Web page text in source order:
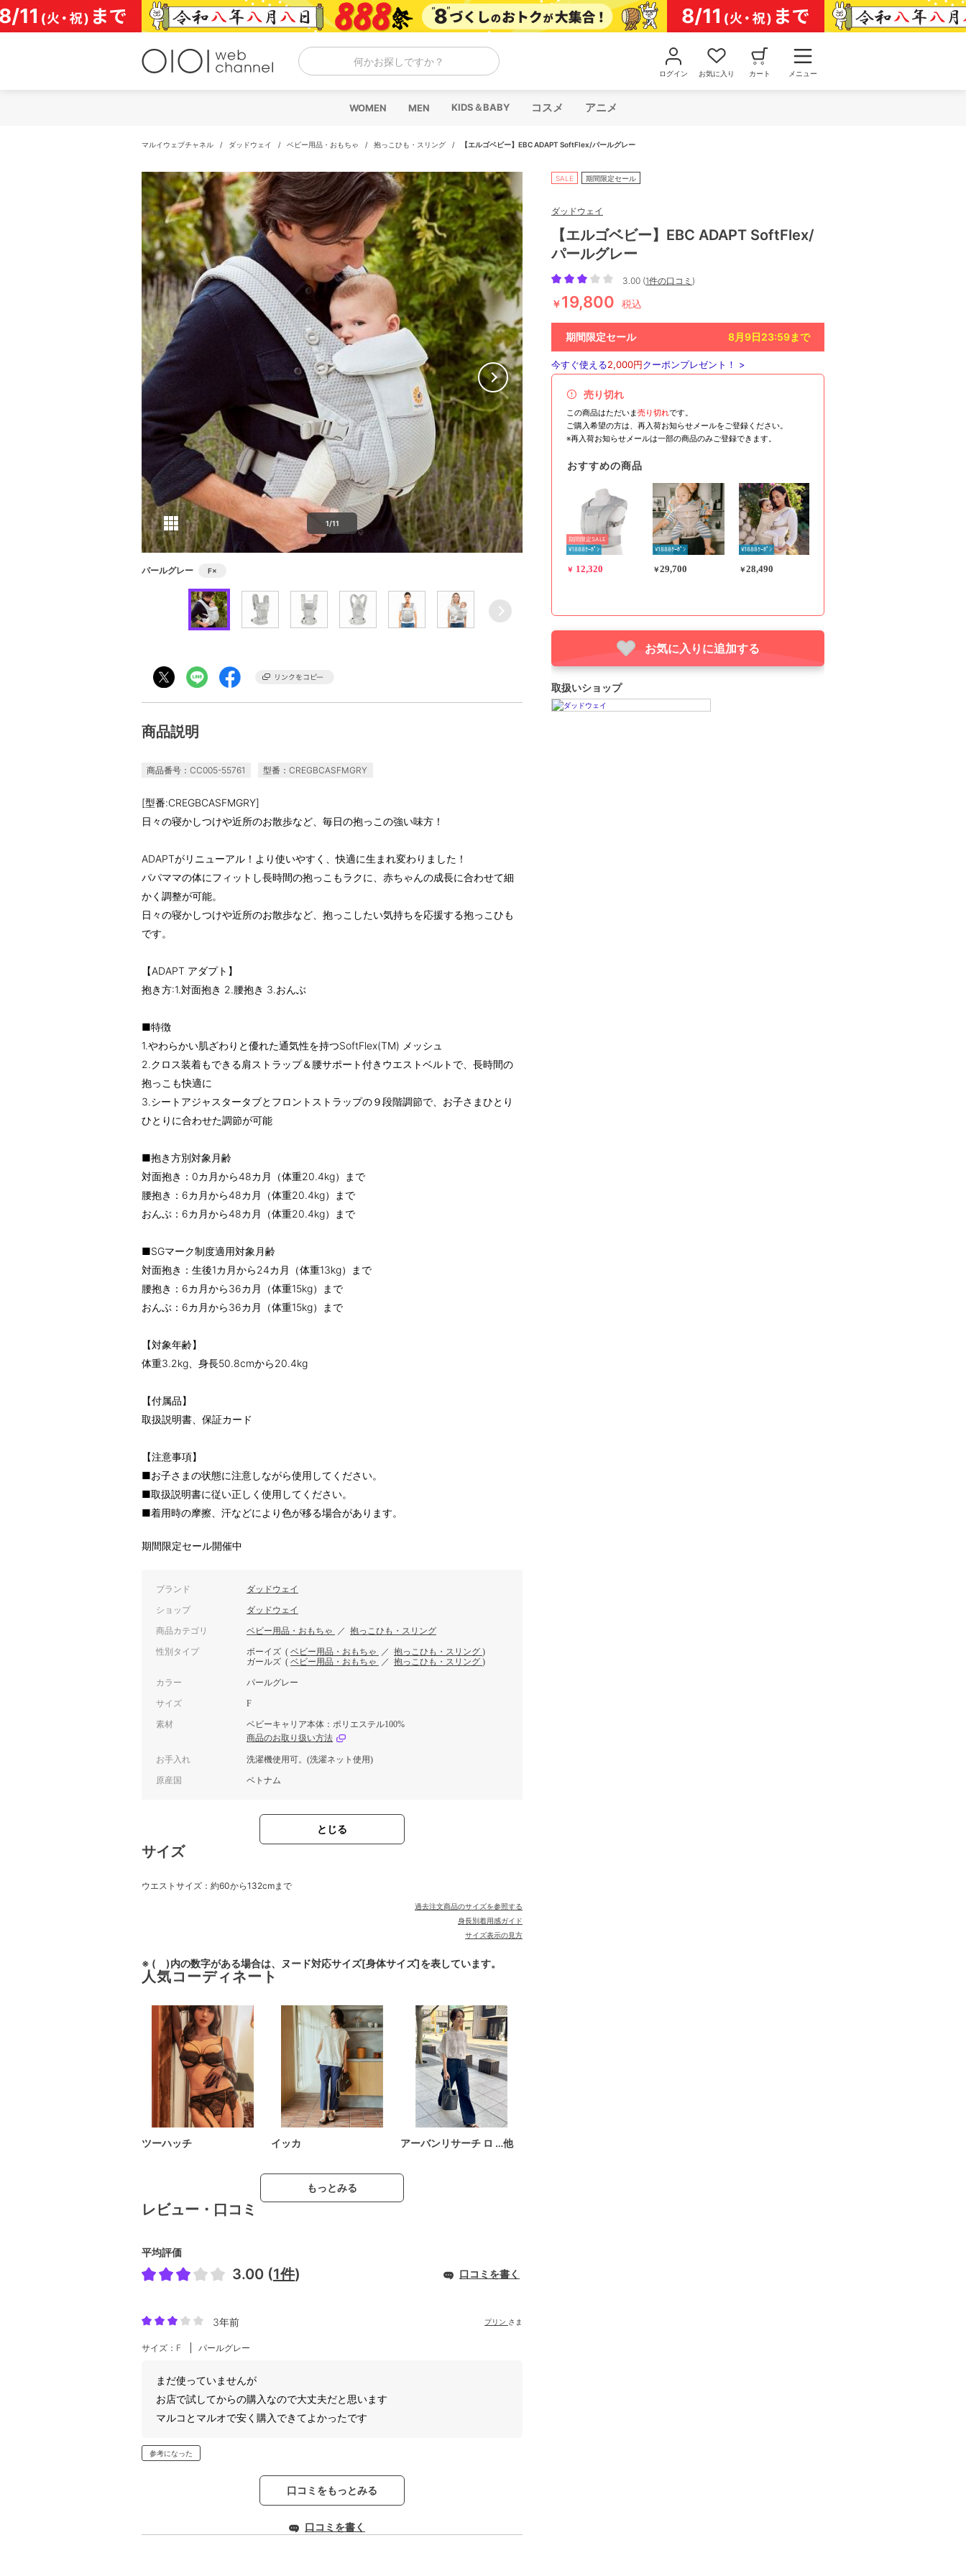
コ
ン
テ
何かお探しですか？
ログイン お気に入り カート メニュー
WOMEN MEN KIDS＆BABY コスメ アニメ
マルイウェブチャネル / ダッドウェイ / ベビー用品・おもちゃ / 抱っこひも・スリング / 【エルゴベビー】EBC ADAPT SoftFlex/パールグレー
1/11
パールグレー F×
商品説明
商品番号：CC005-55761 型番：CREGBCASFMGRY
[型番:CREGBCASFMGRY]
日々の寝かしつけや近所のお散歩など、毎日の抱っこの強い味方！
ADAPTがリニューアル！より使いやすく、快適に生まれ変わりました！
パパママの体にフィットし長時間の抱っこもラクに、赤ちゃんの成長に合わせて細
かく調整が可能。
日々の寝かしつけや近所のお散歩など、抱っこしたい気持ちを応援する抱っこひも
です。
【ADAPT アダプト】
抱き方:1.対面抱き 2.腰抱き 3.おんぶ
■特徴
1.やわらかい肌ざわりと優れた通気性を持つSoftFlex(TM) メッシュ
2.クロス装着もできる肩ストラップ＆腰サポート付きウエストベルトで、長時間の
抱っこも快適に
3.シートアジャスタータブとフロントストラップの９段階調節で、お子さまひとり
ひとりに合わせた調節が可能
■抱き方別対象月齢
対面抱き：0カ月から48カ月（体重20.4kg）まで
腰抱き：6カ月から48カ月（体重20.4kg）まで
おんぶ：6カ月から48カ月（体重20.4kg）まで
■SGマーク制度適用対象月齢
対面抱き：生後1カ月から24カ月（体重13kg）まで
腰抱き：6カ月から36カ月（体重15kg）まで
おんぶ：6カ月から36カ月（体重15kg）まで
【対象年齢】
体重3.2kg、身長50.8cmから20.4kg
【付属品】
取扱説明書、保証カード
【注意事項】
■お子さまの状態に注意しながら使用してください。
■取扱説明書に従い正しく使用してください。
■着用時の摩擦、汗などにより色が移る場合があります。
期間限定セール開催中
ブランド ダッドウェイ
ショップ ダッドウェイ
商品カテゴリ ベビー用品・おもちゃ ／ 抱っこひも・スリング
性別タイプ ボーイズ ( ベビー用品・おもちゃ ／ 抱っこひも・スリング )
ガールズ ( ベビー用品・おもちゃ ／ 抱っこひも・スリング )
カラー パールグレー
サイズ F
素材
ベビーキャリア本体：ポリエステル100%
商品のお取り扱い方法
お手入れ 洗濯機使用可。(洗濯ネット使用)
原産国 ベトナム
とじる
サイズ
ウエストサイズ：約60から132cmまで
過去注文商品のサイズを参照する
身長別着用感ガイド
サイズ表示の見方
※ ( )内の数字がある場合は、ヌード対応サイズ[身体サイズ]を表しています。
人気コーディネート
ツーハッチ イッカ アーバンリサーチ ロ …他
もっとみる
レビュー・口コミ
平均評価
3.00 (1件) 口コミを書く
3年前 プリン さま
サイズ：F パールグレー
まだ使っていませんが
お店で試してからの購入なので大丈夫だと思います
マルコとマルオで安く購入できてよかったです
参考になった
口コミをもっとみる
口コミを書く
SALE 期間限定セール
ダッドウェイ
【エルゴベビー】EBC ADAPT SoftFlex/
パールグレー
3.00 (1件の口コミ )
￥19,800 税込
期間限定セール 8月9日23:59まで
今すぐ使える2,000円クーポンプレゼント！ >
売り切れ
この商品はただいま売り切れです。
ご購入希望の方は、再入荷お知らせメールをご登録ください。
※再入荷お知らせメールは一部の商品のみご登録できます。
おすすめの商品
期間限定SALE
¥1888ｸｰﾎﾟﾝ
￥ 12,320
¥1888ｸｰﾎﾟﾝ
￥29,700
¥1888ｸｰﾎﾟﾝ
￥28,490
お気に入りに追加する
取扱いショップ